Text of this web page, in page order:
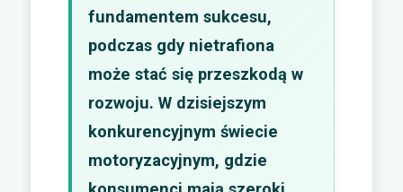
fundamentem sukcesu,
podczas gdy nietrafiona
może stać się przeszkodą w
rozwoju. W dzisiejszym
konkurencyjnym świecie
motoryzacyjnym, gdzie